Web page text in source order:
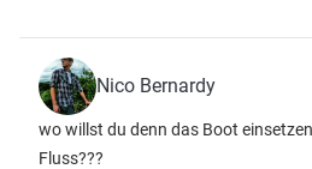
Nico Bernardy
wo willst du denn das Boot
Fluss???